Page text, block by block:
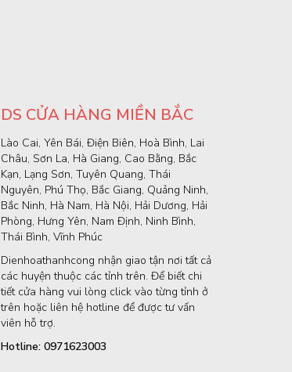
DS CỬA HÀNG MIỀN BẮC
Lào Cai, Yên Bái, Điện Biên, Hoà Bình, Lai
Châu, Sơn La, Hà Giang, Cao Bằng, Bắc
Kạn, Lạng Sơn, Tuyên Quang, Thái
Nguyên, Phú Thọ, Bắc Giang, Quảng Ninh,
Bắc Ninh, Hà Nam, Hà Nội, Hải Dương, Hải
Phòng, Hưng Yên, Nam Định, Ninh Bình,
Thái Bình, Vĩnh Phúc
Dienhoathanhcong nhận giao tận nơi tất cả
các huyện thuộc các tỉnh trên. Để biết chi
tiết cửa hàng vui lòng click vào từng tỉnh ở
trên hoặc liên hệ hotline để được tư vấn
viên hỗ trợ.
Hotline: 0971623003